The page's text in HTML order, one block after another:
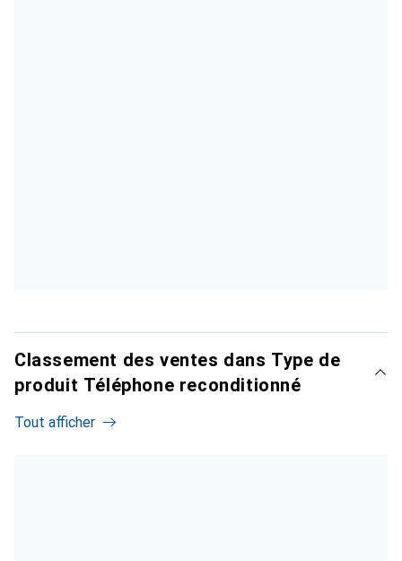
Classement des ventes dans Type de
produit Téléphone reconditionné
Tout afficher